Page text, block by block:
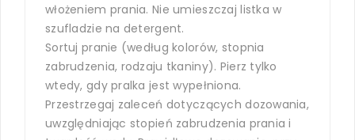
włożeniem prania. Nie umieszczaj listka w
szufladzie na detergent.
Sortuj pranie (według kolorów, stopnia
zabrudzenia, rodzaju tkaniny). Pierz tylko
wtedy, gdy pralka jest wypełniona.
Przestrzegaj zaleceń dotyczących dozowania,
uwzględniając stopień zabrudzenia prania i